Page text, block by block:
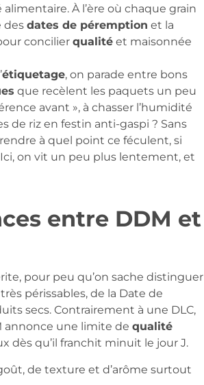
À l’ère où chaque grain
des dates de péremption et la
concilier qualitéet maisonnée
étiquetage, on parade entre bons
que recèlent les paquets un peu
avant », à chasser l’humidité
de riz en festin anti-gaspi ? Sans
à quel point ce féculent, si
on vit un peu plus lentement, et
entre DDM et
pour peu qu’on sache distinguer
périssables, de la Date de
secs. Contrairement à une DLC,
annonce une limite de qualité
dès qu’il franchit minuit le jour J.
de texture et d’arôme surtout